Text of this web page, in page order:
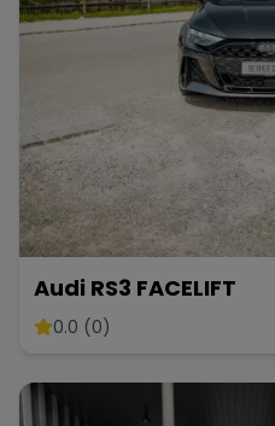
Audi RS3 FACELIFT
0.0 (0)